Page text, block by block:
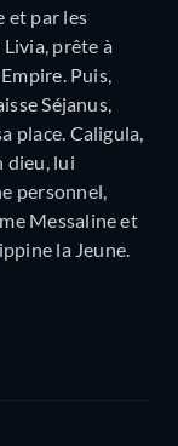
et par les
prête à
Puis,
Séjanus,
place. Caligula,
dieu, lui
personnel,
Messaline et
la Jeune.